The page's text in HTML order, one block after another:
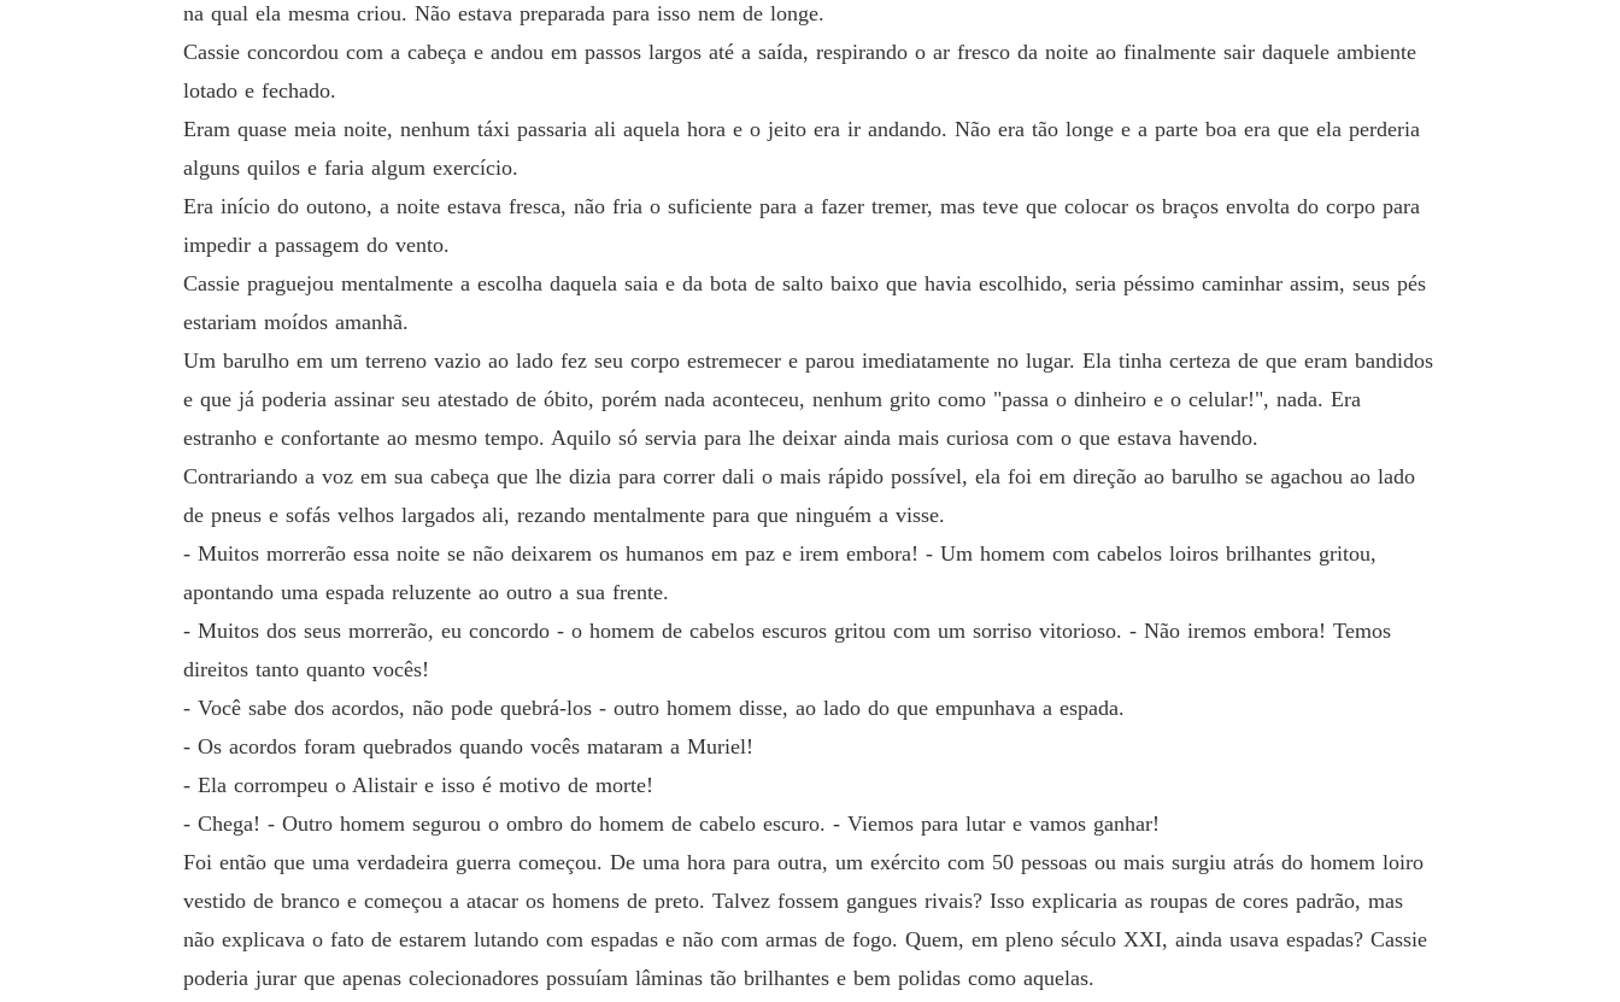
na qual ela mesma criou. Não estava preparada para isso nem de longe.
Cassie concordou com a cabeça e andou em passos largos até a saída, respirando o ar fresco da noite ao finalmente sair daquele ambiente
lotado e fechado.
Eram quase meia noite, nenhum táxi passaria ali aquela hora e o jeito era ir andando. Não era tão longe e a parte boa era que ela perderia
alguns quilos e faria algum exercício.
Era início do outono, a noite estava fresca, não fria o suficiente para a fazer tremer, mas teve que colocar os braços envolta do corpo para
impedir a passagem do vento.
Cassie praguejou mentalmente a escolha daquela saia e da bota de salto baixo que havia escolhido, seria péssimo caminhar assim, seus pés
estariam moídos amanhã.
Um barulho em um terreno vazio ao lado fez seu corpo estremecer e parou imediatamente no lugar. Ela tinha certeza de que eram bandidos
e que já poderia assinar seu atestado de óbito, porém nada aconteceu, nenhum grito como "passa o dinheiro e o celular!", nada. Era
estranho e confortante ao mesmo tempo. Aquilo só servia para lhe deixar ainda mais curiosa com o que estava havendo.
Contrariando a voz em sua cabeça que lhe dizia para correr dali o mais rápido possível, ela foi em direção ao barulho se agachou ao lado
de pneus e sofás velhos largados ali, rezando mentalmente para que ninguém a visse.
- Muitos morrerão essa noite se não deixarem os humanos em paz e irem embora! - Um homem com cabelos loiros brilhantes gritou,
apontando uma espada reluzente ao outro a sua frente.
- Muitos dos seus morrerão, eu concordo - o homem de cabelos escuros gritou com um sorriso vitorioso. - Não iremos embora! Temos
direitos tanto quanto vocês!
- Você sabe dos acordos, não pode quebrá-los - outro homem disse, ao lado do que empunhava a espada.
- Os acordos foram quebrados quando vocês mataram a Muriel!
- Ela corrompeu o Alistair e isso é motivo de morte!
- Chega! - Outro homem segurou o ombro do homem de cabelo escuro. - Viemos para lutar e vamos ganhar!
Foi então que uma verdadeira guerra começou. De uma hora para outra, um exército com 50 pessoas ou mais surgiu atrás do homem loiro
vestido de branco e começou a atacar os homens de preto. Talvez fossem gangues rivais? Isso explicaria as roupas de cores padrão, mas
não explicava o fato de estarem lutando com espadas e não com armas de fogo. Quem, em pleno século XXI, ainda usava espadas? Cassie
poderia jurar que apenas colecionadores possuíam lâminas tão brilhantes e bem polidas como aquelas.